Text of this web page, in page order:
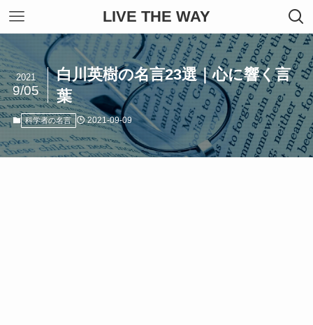
LIVE THE WAY
白川英樹の名言23選｜心に響く言
葉
2021
9/05
科学者の名言 2021-09-09